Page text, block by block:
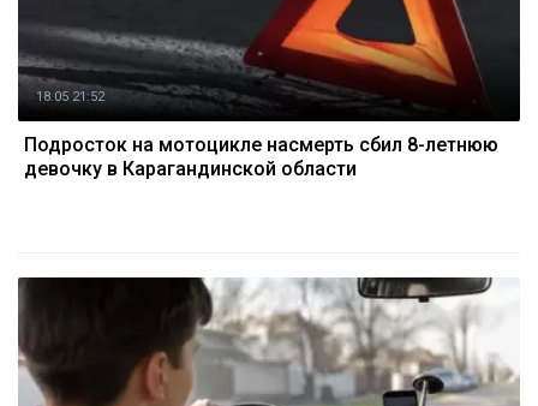
18.05 21:52
Подросток на мотоцикле насмерть сбил 8-летнюю
девочку в Карагандинской области